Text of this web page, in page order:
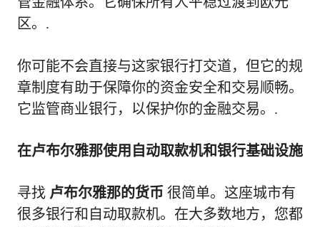
区。.
你可能不会直接与这家银行打交道，但它的规
章制度有助于保障你的资金安全和交易顺畅。
它监管商业银行，以保护你的金融交易。.
在卢布尔雅那使用自动取款机和银行基础设施
寻找 卢布尔雅那的货币 很简单。这座城市有
很多银行和自动取款机。在大多数地方，您都